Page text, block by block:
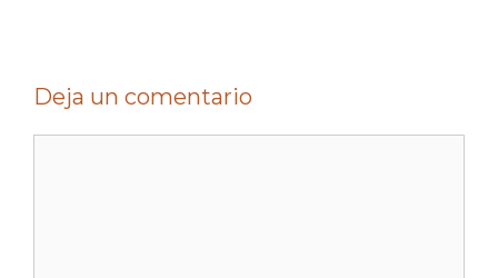
Deja un comentario